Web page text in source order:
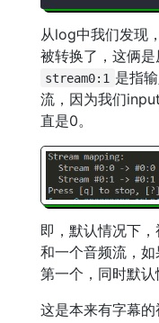
从log中我们发现
被转换了，这俩是
stream0:1 是指
流，因为我们
直是0。
即，默认情况下
和一个音频流，
第一个，同时默认
这是本来有字幕的